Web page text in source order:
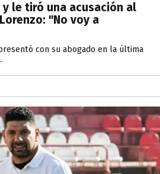
le tiró una acusación al
"No voy a
con su abogado en la última